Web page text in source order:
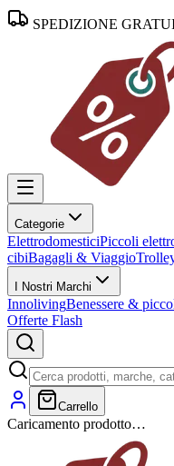
SPEDIZIONE
Categorie
ElettrodomesticiPiccoli
cibiBagagli & Viaggio
I Nostri Marchi
InnolivingBenessere &
Offerte Flash
Carrello
Caricamento prodotto…